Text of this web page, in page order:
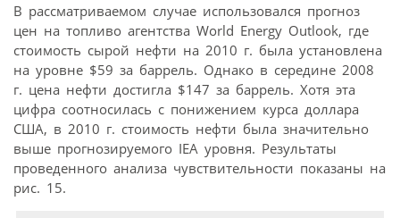
В рассматриваемом случае использовался прогноз
цен на топливо агентства World Energy Outlook, где
стоимость сырой нефти на 2010 г. была установлена
на уровне $59 за баррель. Однако в середине 2008
г. цена нефти достигла $147 за баррель. Хотя эта
цифра соотносилась с понижением курса доллара
США, в 2010 г. стоимость нефти была значительно
выше прогнозируемого IEA уровня. Результаты
проведенного анализа чувствительности показаны на
рис. 15.